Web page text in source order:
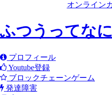
オンライン
ふつうってな
プロフィール
Youtube登録
ブロックチェーンゲーム
発達障害